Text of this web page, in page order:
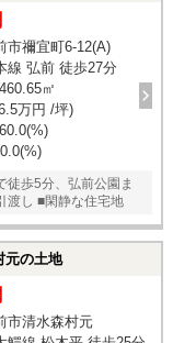
市禰宜町6-12(A)
線 弘前 徒歩27分
460.65㎡
万円 /坪)
60.0(%)
徒歩5分、弘前公園ま
渡し ■閑静な住宅地
の土地
市清水森村元